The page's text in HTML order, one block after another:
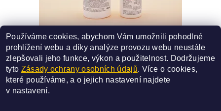
103A - GU AN FANG
SMĚS ČÍSLO - 103A
od370 Kč
Používáme cookies, abychom Vám umožnili pohodlné
prohlížení webu a díky analýze provozu webu neustále
zlepšovali jeho funkce, výkon a použitelnost. Dodržujeme
tyto Zásady ochrany osobních údajů. Více o cookies,
které používáme, a o jejich nastavení najdete
v nastavení.